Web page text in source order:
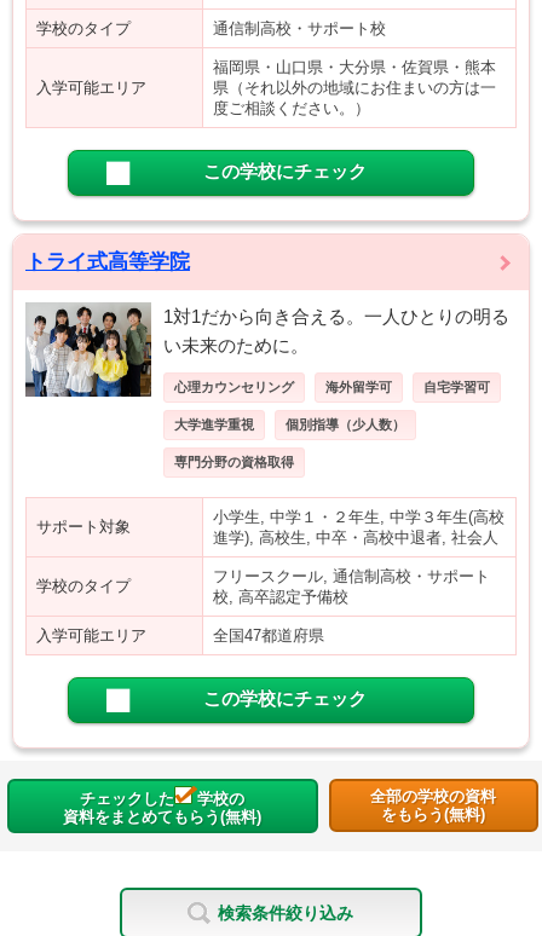
学校のタイプ 通信制高校・サポート校
入学可能エリア
福岡県・山口県・大分県・佐賀県・熊本
県（それ以外の地域にお住まいの方は一
度ご相談ください。）
この学校にチェック
トライ式高等学院
1対1だから向き合える。一人ひとりの明る
い未来のために。
心理カウンセリング 海外留学可 自宅学習可
大学進学重視 個別指導（少人数）
専門分野の資格取得
サポート対象
小学生, 中学１・２年生, 中学３年生(高校
進学), 高校生, 中卒・高校中退者, 社会人
学校のタイプ
フリースクール, 通信制高校・サポート
校, 高卒認定予備校
入学可能エリア 全国47都道府県
この学校にチェック
チェックした
学校の
資料をまとめてもらう(無料)
全部の学校の資料
をもらう(無料)
検索条件絞り込み